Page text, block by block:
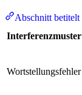
Abschnitt betitelt
Interferenzmuster
Wortstellungsfehler